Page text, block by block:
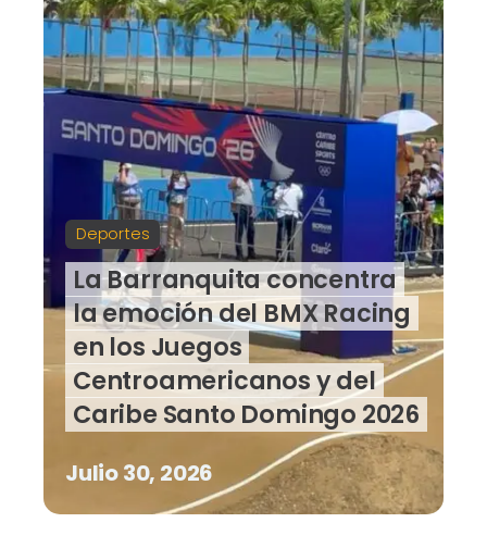
Deportes
La Barranquita concentra
la emoción del BMX Racing
en los Juegos
Centroamericanos y del
Caribe Santo Domingo 2026
Julio 30, 2026